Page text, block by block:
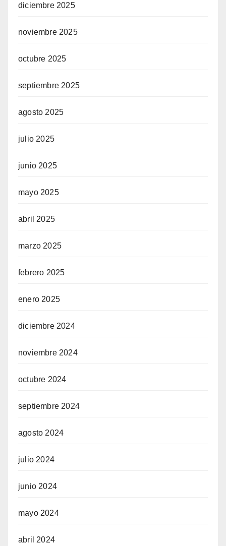
diciembre 2025
noviembre 2025
octubre 2025
septiembre 2025
agosto 2025
julio 2025
junio 2025
mayo 2025
abril 2025
marzo 2025
febrero 2025
enero 2025
diciembre 2024
noviembre 2024
octubre 2024
septiembre 2024
agosto 2024
julio 2024
junio 2024
mayo 2024
abril 2024